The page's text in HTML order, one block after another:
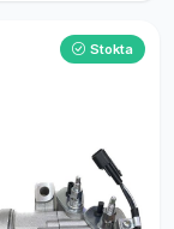
Stokta